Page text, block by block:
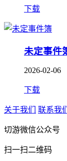
下载
未定事件
2026-02-06
下载
关于我们 联系我们
切游微信公众号
扫一扫二维码